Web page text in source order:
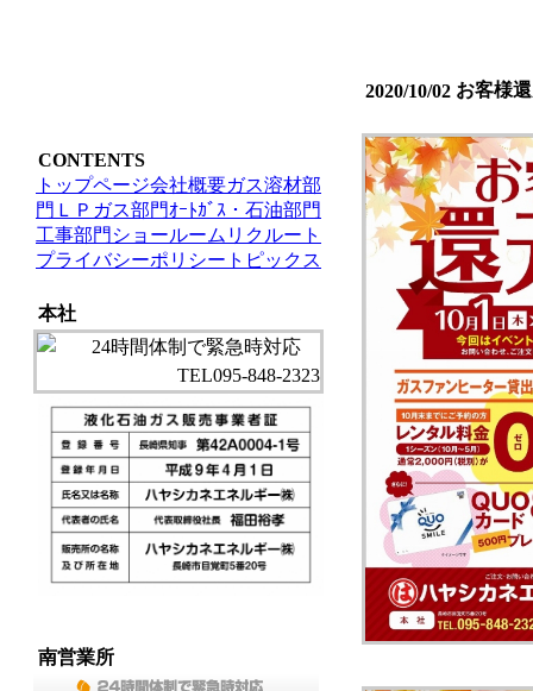
CONTENTS
トップページ会社概要ガス溶材部
門 ＬＰガス部門ｵｰﾄｶﾞｽ・石油部門
工事部門 ショールーム リクルート
プライバシーポリシー トピックス
本社
南営業所
2020/10/02 お客様